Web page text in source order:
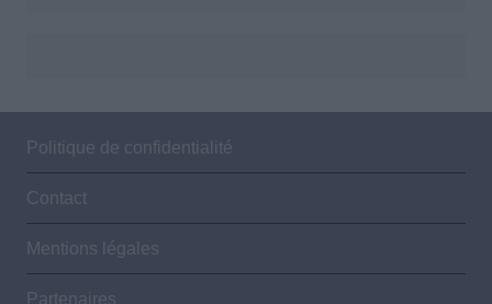
Politique de confidentialité
Contact
Mentions légales
Partenaires